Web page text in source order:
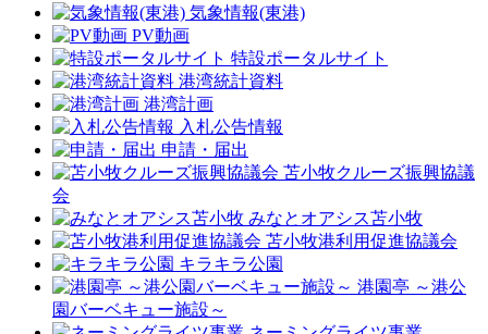
気象情報(東港)
PV動画
特設ポータルサイト
港湾統計資料
港湾計画
入札公告情報
申請・届出
苫小牧クルーズ振興協議
会
みなとオアシス苫小牧
苫小牧港利用促進協議会
キラキラ公園
港園亭 ～港公
園バーベキュー施設～